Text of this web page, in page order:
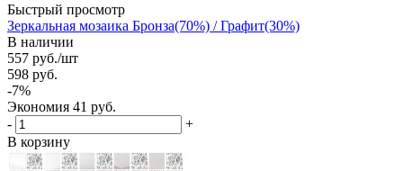
Быстрый просмотр
Зеркальная мозаика Бронза(70%) / Графит(30%)
В наличии
557 руб./шт
598 руб.
-7%
Экономия 41 руб.
-
+
В корзину